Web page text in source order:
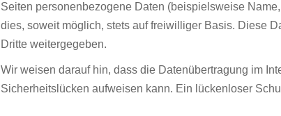
Seiten personenbezogene Daten (beispielsweise
dies, soweit möglich, stets auf freiwilliger Basis. Diese
Dritte weitergegeben.
Wir weisen darauf hin, dass die Datenübertragung im
Sicherheitslücken aufweisen kann. Ein lückenloser